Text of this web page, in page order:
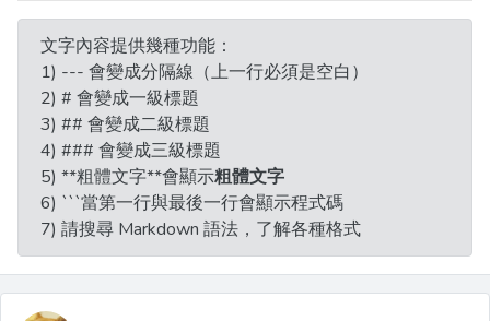
文字內容提供幾種功能：
1) --- 會變成分隔線（上一行必須是空白）
2) # 會變成一級標題
3) ## 會變成二級標題
4) ### 會變成三級標題
5) **粗體文字**會顯示粗體文字
6) ```當第一行與最後一行會顯示程式碼
7) 請搜尋 Markdown 語法，了解各種格式